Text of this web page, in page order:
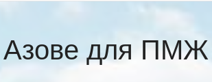
Азове для ПМЖ